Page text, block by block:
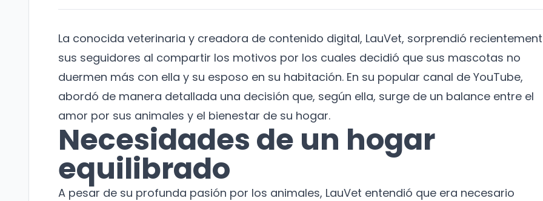
La conocida veterinaria y creadora de contenido digital, LauVet, sorprendió
sus seguidores al compartir los motivos por los cuales decidió que sus mascotas no
duermen más con ella y su esposo en su habitación. En su popular canal de YouTube,
abordó de manera detallada una decisión que, según ella, surge de un balance entre el
amor por sus animales y el bienestar de su hogar.
Necesidades de un hogar
equilibrado
A pesar de su profunda pasión por los animales, LauVet entendió que era necesario